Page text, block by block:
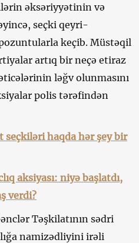
əksəriyyətinin və
seçki qeyri-
keçib. Müstəqil
artıq bir neçə etiraz
ləğv olunmasını
polis tərəfindən
seçkiləri haqda hər şey bir
aksiyası: niyə başlatdı,
verdi?
Təşkilatının sədri
namizədliyini irəli